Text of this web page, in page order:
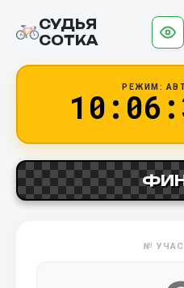
СУДЬЯ
СОТКА
РЕЖИМ:
№